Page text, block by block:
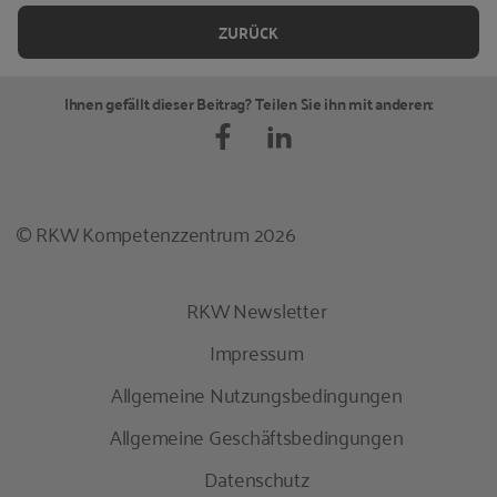
Netzwerken
Schließlich: Controlling und Weiterentwicklung
Literatur
ZURÜCK
Ihnen gefällt dieser Beitrag? Teilen Sie ihn mit anderen:
© RKW Kompetenzzentrum 2026
RKW Newsletter
Impressum
Allgemeine Nutzungsbedingungen
Allgemeine Geschäftsbedingungen
Datenschutz